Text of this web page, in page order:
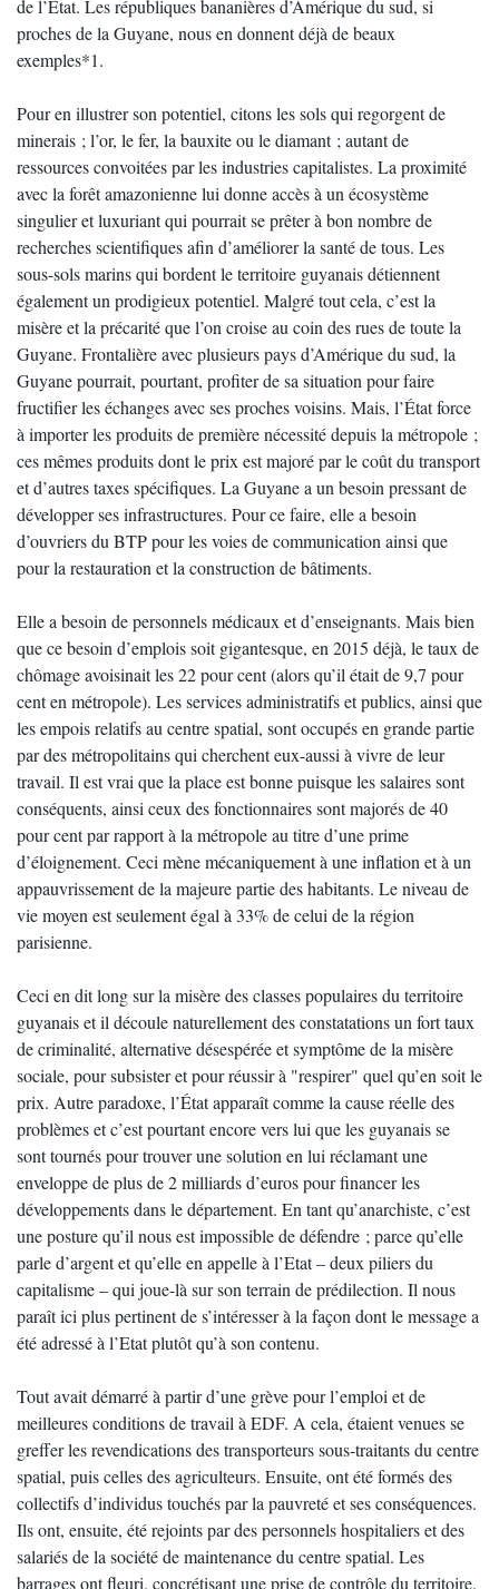
de l’État. Les républiques bananières d’Amérique du sud, si
proches de la Guyane, nous en donnent déjà de beaux
exemples*1.
Pour en illustrer son potentiel, citons les sols qui regorgent de
minerais ; l’or, le fer, la bauxite ou le diamant ; autant de
ressources convoitées par les industries capitalistes. La proximité
avec la forêt amazonienne lui donne accès à un écosystème
singulier et luxuriant qui pourrait se prêter à bon nombre de
recherches scientifiques afin d’améliorer la santé de tous. Les
sous-sols marins qui bordent le territoire guyanais détiennent
également un prodigieux potentiel. Malgré tout cela, c’est la
misère et la précarité que l’on croise au coin des rues de toute la
Guyane. Frontalière avec plusieurs pays d’Amérique du sud, la
Guyane pourrait, pourtant, profiter de sa situation pour faire
fructifier les échanges avec ses proches voisins. Mais, l’État force
à importer les produits de première nécessité depuis la métropole ;
ces mêmes produits dont le prix est majoré par le coût du transport
et d’autres taxes spécifiques. La Guyane a un besoin pressant de
développer ses infrastructures. Pour ce faire, elle a besoin
d’ouvriers du BTP pour les voies de communication ainsi que
pour la restauration et la construction de bâtiments.
Elle a besoin de personnels médicaux et d’enseignants. Mais bien
que ce besoin d’emplois soit gigantesque, en 2015 déjà, le taux de
chômage avoisinait les 22 pour cent (alors qu’il était de 9,7 pour
cent en métropole). Les services administratifs et publics, ainsi que
les empois relatifs au centre spatial, sont occupés en grande partie
par des métropolitains qui cherchent eux-aussi à vivre de leur
travail. Il est vrai que la place est bonne puisque les salaires sont
conséquents, ainsi ceux des fonctionnaires sont majorés de 40
pour cent par rapport à la métropole au titre d’une prime
d’éloignement. Ceci mène mécaniquement à une inflation et à un
appauvrissement de la majeure partie des habitants. Le niveau de
vie moyen est seulement égal à 33% de celui de la région
parisienne.
Ceci en dit long sur la misère des classes populaires du territoire
guyanais et il découle naturellement des constatations un fort taux
de criminalité, alternative désespérée et symptôme de la misère
sociale, pour subsister et pour réussir à "respirer" quel qu’en soit le
prix. Autre paradoxe, l’État apparaît comme la cause réelle des
problèmes et c’est pourtant encore vers lui que les guyanais se
sont tournés pour trouver une solution en lui réclamant une
enveloppe de plus de 2 milliards d’euros pour financer les
développements dans le département. En tant qu’anarchiste, c’est
une posture qu’il nous est impossible de défendre ; parce qu’elle
parle d’argent et qu’elle en appelle à l’Etat – deux piliers du
capitalisme – qui joue-là sur son terrain de prédilection. Il nous
paraît ici plus pertinent de s’intéresser à la façon dont le message a
été adressé à l’Etat plutôt qu’à son contenu.
Tout avait démarré à partir d’une grève pour l’emploi et de
meilleures conditions de travail à EDF. A cela, étaient venues se
greffer les revendications des transporteurs sous-traitants du centre
spatial, puis celles des agriculteurs. Ensuite, ont été formés des
collectifs d’individus touchés par la pauvreté et ses conséquences.
Ils ont, ensuite, été rejoints par des personnels hospitaliers et des
salariés de la société de maintenance du centre spatial. Les
barrages ont fleuri, concrétisant une prise de contrôle du territoire.